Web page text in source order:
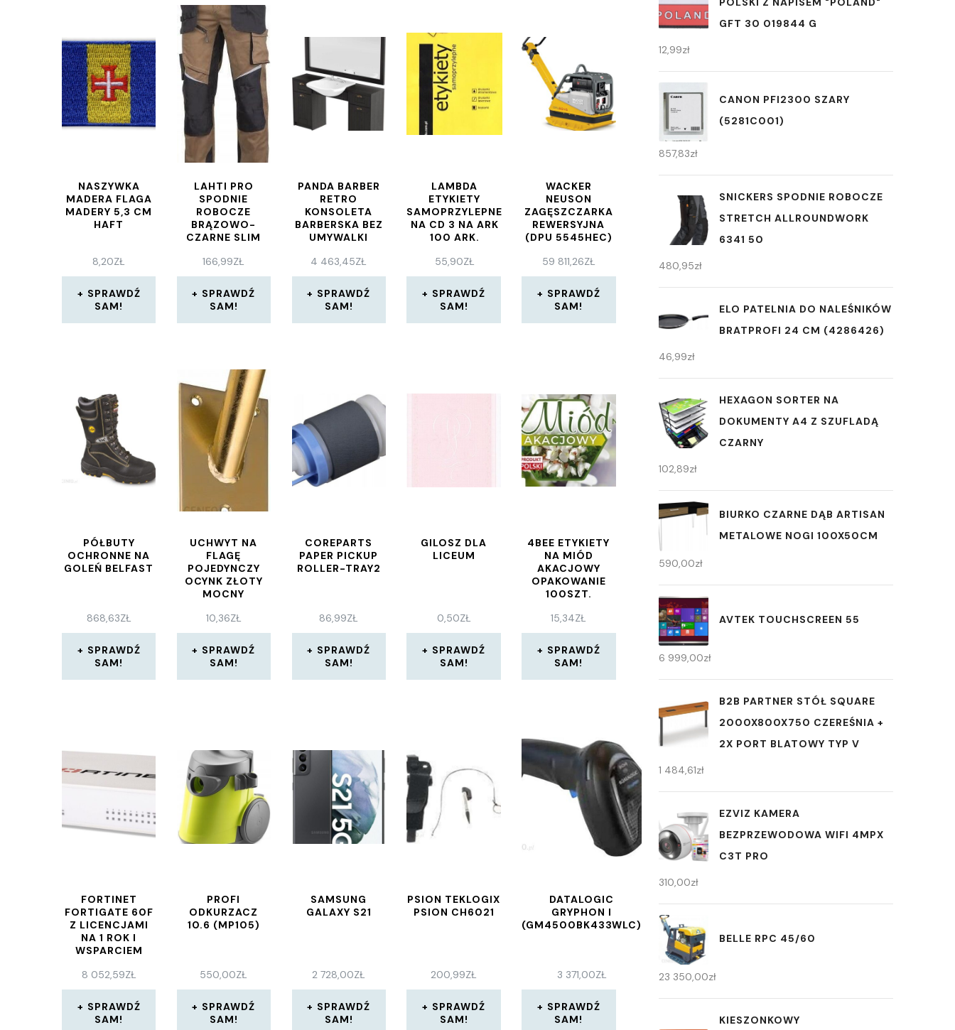
NASZYWKA
MADERA FLAGA
MADERY 5,3 CM
HAFT
8,20ZŁ
SPRAWDŹ
SAM!
LAHTI PRO
SPODNIE
ROBOCZE
BRĄZOWO-
CZARNE SLIM
166,99ZŁ
SPRAWDŹ
SAM!
PANDA BARBER
RETRO
KONSOLETA
BARBERSKA BEZ
UMYWALKI
4 463,45ZŁ
SPRAWDŹ
SAM!
LAMBDA
ETYKIETY
SAMOPRZYLEPNE
NA CD 3 NA ARK
100 ARK.
55,90ZŁ
SPRAWDŹ
SAM!
WACKER
NEUSON
ZAGĘSZCZARKA
REWERSYJNA
(DPU 5545HEC)
59 811,26ZŁ
SPRAWDŹ
SAM!
PÓŁBUTY
OCHRONNE NA
GOLEŃ BELFAST
868,63ZŁ
SPRAWDŹ
SAM!
UCHWYT NA
FLAGĘ
POJEDYNCZY
OCYNK ZŁOTY
MOCNY
10,36ZŁ
SPRAWDŹ
SAM!
COREPARTS
PAPER PICKUP
ROLLER-TRAY2
86,99ZŁ
SPRAWDŹ
SAM!
GILOSZ DLA
LICEUM
0,50ZŁ
SPRAWDŹ
SAM!
4BEE ETYKIETY
NA MIÓD
AKACJOWY
OPAKOWANIE
100SZT.
15,34ZŁ
SPRAWDŹ
SAM!
FORTINET
FORTIGATE 60F
Z LICENCJAMI
NA 1 ROK I
WSPARCIEM
BDL-950-12)
8 052,59ZŁ
SPRAWDŹ
SAM!
PROFI
ODKURZACZ
10.6 (MP105)
550,00ZŁ
SPRAWDŹ
SAM!
SAMSUNG
GALAXY S21
2 728,00ZŁ
SPRAWDŹ
SAM!
PSION TEKLOGIX
PSION CH6021
200,99ZŁ
SPRAWDŹ
SAM!
DATALOGIC
GRYPHON I
(GM4500BK433WLC)
3 371,00ZŁ
SPRAWDŹ
SAM!
GFT 30 019844 G
12,99zł
CANON PFI2300 SZARY
(5281C001)
857,83zł
SNICKERS SPODNIE ROBOCZE
STRETCH ALLROUNDWORK
6341 50
480,95zł
ELO PATELNIA DO NALEŚNIKÓW
BRATPROFI 24 CM (4286426)
46,99zł
HEXAGON SORTER NA
DOKUMENTY A4 Z SZUFLADĄ
CZARNY
102,89zł
BIURKO CZARNE DĄB ARTISAN
METALOWE NOGI 100X50CM
590,00zł
AVTEK TOUCHSCREEN 55
6 999,00zł
B2B PARTNER STÓŁ SQUARE
2000X800X750 CZEREŚNIA +
2X PORT BLATOWY TYP V
1 484,61zł
EZVIZ KAMERA
BEZPRZEWODOWA WIFI 4MPX
C3T PRO
310,00zł
BELLE RPC 45/60
23 350,00zł
KIESZONKOWY